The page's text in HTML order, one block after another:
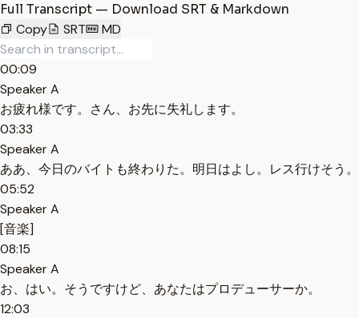
Full Transcript — Download SRT & Markdown
Copy
SRT MD
00:09
Speaker A
お疲れ様です。さん、お先に失礼します。
03:33
Speaker A
ああ、今日のバイトも終わりた。明日はよし。レス行けそう。
05:52
Speaker A
[音楽]
08:15
Speaker A
お、はい。そうですけど、あなたはプロデューサーか。
12:03